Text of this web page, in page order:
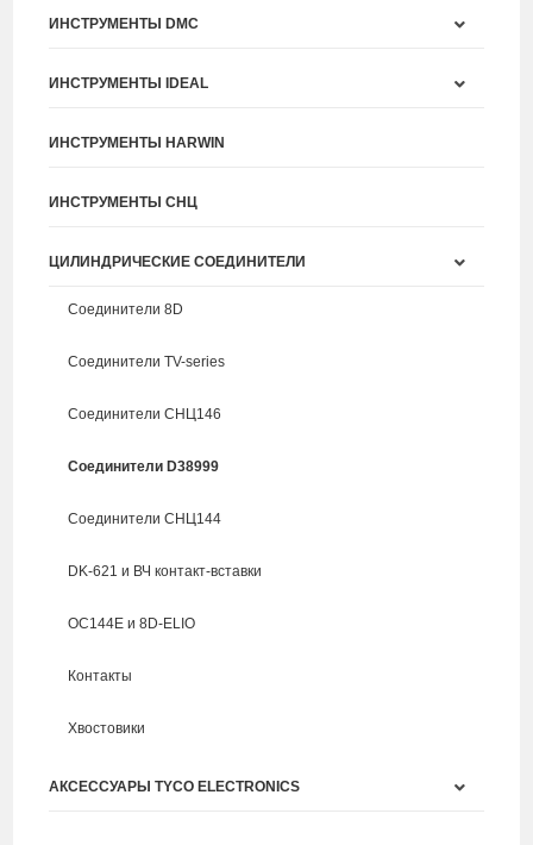
ИНСТРУМЕНТЫ DMC
ИНСТРУМЕНТЫ IDEAL
ИНСТРУМЕНТЫ HARWIN
ИНСТРУМЕНТЫ СНЦ
ЦИЛИНДРИЧЕСКИЕ СОЕДИНИТЕЛИ
Соединители 8D
Соединители TV-series
Соединители СНЦ146
Соединители D38999
Соединители СНЦ144
DK-621 и ВЧ контакт-вставки
ОС144Е и 8D-ELIO
Контакты
Хвостовики
АКСЕССУАРЫ TYCO ELECTRONICS